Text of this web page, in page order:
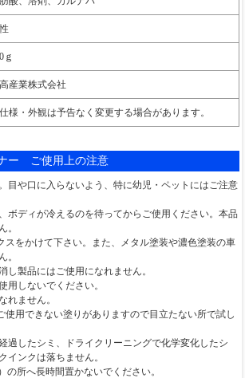
ｇ
産業株式会社
様・外観は予告なく変更する場合があります。
ー ご使用上の注意
目や口に入らないよう、特に幼児・ペットにはご注意
ボディが冷えるのを待ってからご使用ください。本品
。
スをかけて下さい。また、メタル塗装や濃色塗装の車
。
製品にはご使用になれません。
しないでください。
れません。
用できない塗りがありますので目立たない所で試し
過したシミ、ドライクリーニングで化学変化したシ
インクは落ちません。
所へ長時間置かないでください。